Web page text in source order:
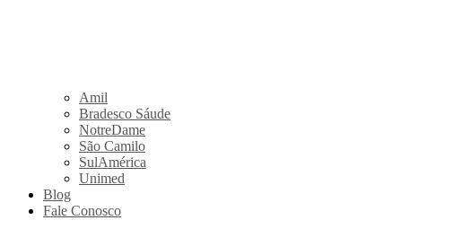
Amil
Bradesco Sáude
NotreDame
São Camilo
SulAmérica
Unimed
Blog
Fale Conosco